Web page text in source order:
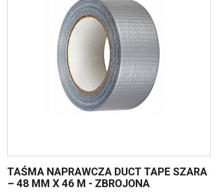
TAŚMA NAPRAWCZA DUCT TAPE SZARA
– 48 MM X 46 M - ZBROJONA